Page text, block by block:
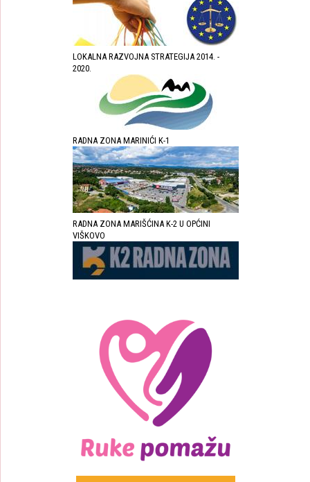
LOKALNA RAZVOJNA STRATEGIJA 2014. -
2020.
RADNA ZONA MARINIĆI K-1
RADNA ZONA MARIŠĆINA K-2 U OPĆINI
VIŠKOVO